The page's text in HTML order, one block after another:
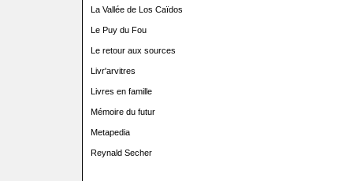
La Vallée de Los Caïdos
Le Puy du Fou
Le retour aux sources
Livr'arvitres
Livres en famille
Mémoire du futur
Metapedia
Reynald Secher